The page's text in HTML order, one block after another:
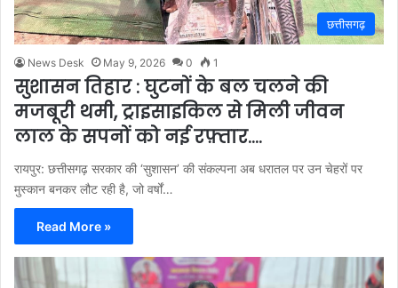
छत्तीसगढ़
News Desk May 9, 2026 0 1
सुशासन तिहार : घुटनों के बल चलने की
मजबूरी थमी, ट्राइसाइकिल से मिली जीवन
लाल के सपनों को नई रफ़्तार….
रायपुर: छत्तीसगढ़ सरकार की ‘सुशासन’ की संकल्पना अब धरातल पर उन चेहरों पर
मुस्कान बनकर लौट रही है, जो वर्षों…
Read More »